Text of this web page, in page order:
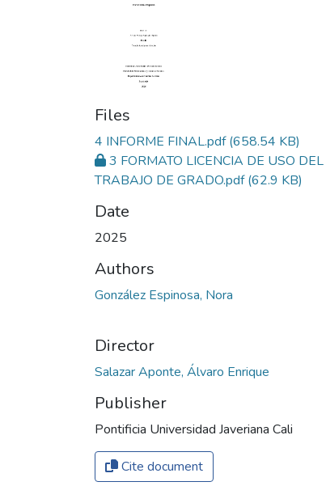
Files
4 INFORME FINAL.pdf(658.54 KB)
3 FORMATO LICENCIA DE USO DEL
TRABAJO DE GRADO.pdf(62.9 KB)
Date
2025
Authors
González Espinosa, Nora
Director
Salazar Aponte, Álvaro Enrique
Publisher
Pontificia Universidad Javeriana Cali
Cite document